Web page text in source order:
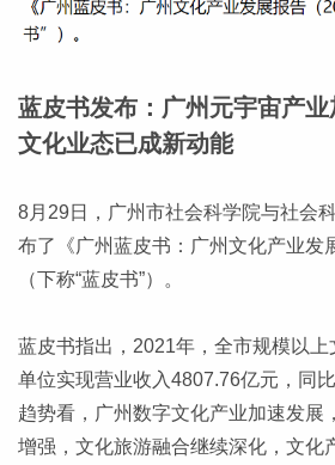
蓝皮书发布：广州元宇宙产
文化业态已成新动能
8月29日，广州市社会科学院与社会
布了《广州蓝皮书：广州文化产业发
（下称“蓝皮书”）。
蓝皮书指出，2021年，全市规模以上
单位实现营业收入4807.76亿元，同
趋势看，广州数字文化产业加速发展
增强，文化旅游融合继续深化，文化